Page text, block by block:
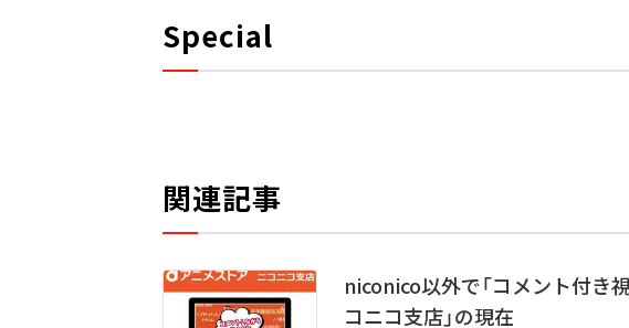
Special
関連記事
niconico以外で「コメント付き
コニコ支店」の現在